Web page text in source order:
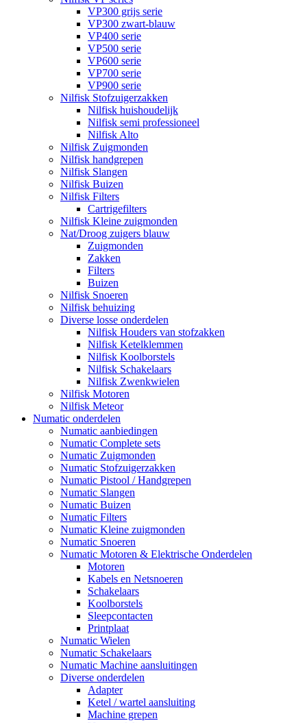
VP300 grijs serie
VP300 zwart-blauw
VP400 serie
VP500 serie
VP600 serie
VP700 serie
VP900 serie
Nilfisk Stofzuigerzakken
Nilfisk huishoudelijk
Nilfisk semi professioneel
Nilfisk Alto
Nilfisk Zuigmonden
Nilfisk handgrepen
Nilfisk Slangen
Nilfisk Buizen
Nilfisk Filters
​Cartrigefilters
Nilfisk Kleine zuigmonden
Nat/Droog zuigers blauw
Zuigmonden
Zakken
Filters
Buizen
Nilfisk Snoeren
Nilfisk behuizing
Diverse losse onderdelen
Nilfisk Houders van stofzakken
Nilfisk Ketelklemmen
Nilfisk Koolborstels
Nilfisk Schakelaars
Nilfisk Zwenkwielen
Nilfisk Motoren
Nilfisk Meteor
Numatic onderdelen
Numatic aanbiedingen
Numatic Complete sets
Numatic Zuigmonden
Numatic Stofzuigerzakken
Numatic Pistool / Handgrepen
Numatic Slangen
Numatic Buizen
Numatic Filters
Numatic Kleine zuigmonden
Numatic Snoeren
Numatic Motoren & Elektrische Onderdelen
Motoren
Kabels en Netsnoeren
Schakelaars
Koolborstels
Sleepcontacten
Printplaat
Numatic Wielen
Numatic Schakelaars
Numatic Machine aansluitingen
Diverse onderdelen
Adapter
Ketel / wartel aansluiting
Machine grepen